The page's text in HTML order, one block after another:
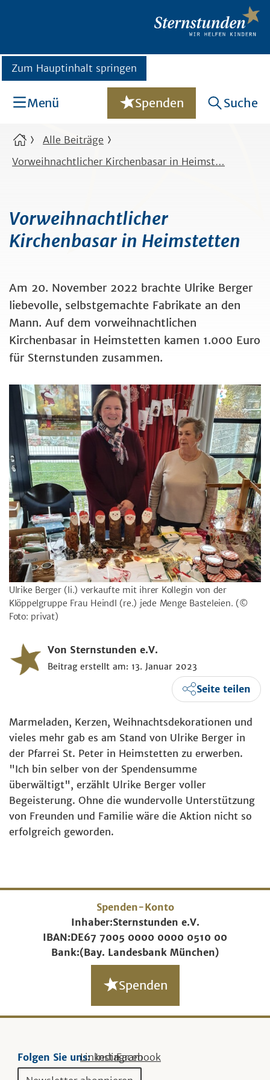
Zum Hauptinhalt springen
Menü Spenden Suche
Alle Beiträge
Vorweihnachtlicher Kirchenbasar in Heimst…
Vorweihnachtlicher
Kirchenbasar in Heimstetten
Am 20. November 2022 brachte Ulrike Berger
liebevolle, selbstgemachte Fabrikate an den
Mann. Auf dem vorweihnachtlichen
Kirchenbasar in Heimstetten kamen 1.000 Euro
für Sternstunden zusammen.
Ulrike Berger (li.) verkaufte mit ihrer Kollegin von der
Klöppelgruppe Frau Heindl (re.) jede Menge Basteleien. (©
Foto: privat)
Von Sternstunden e.V.
Beitrag erstellt am: 13. Januar 2023
Seite teilen
Marmeladen, Kerzen, Weihnachtsdekorationen und
vieles mehr gab es am Stand von Ulrike Berger in
der Pfarrei St. Peter in Heimstetten zu erwerben.
"Ich bin selber von der Spendensumme
überwältigt", erzählt Ulrike Berger voller
Begeisterung. Ohne die wundervolle Unterstützung
von Freunden und Familie wäre die Aktion nicht so
erfolgreich geworden.
Spenden-Konto
Inhaber:Sternstunden e.V.
IBAN:DE67 7005 0000 0000 0510 00
Bank:(Bay. Landesbank München)
Spenden
Folgen Sie uns:Linkedin
Instagram
Facebook